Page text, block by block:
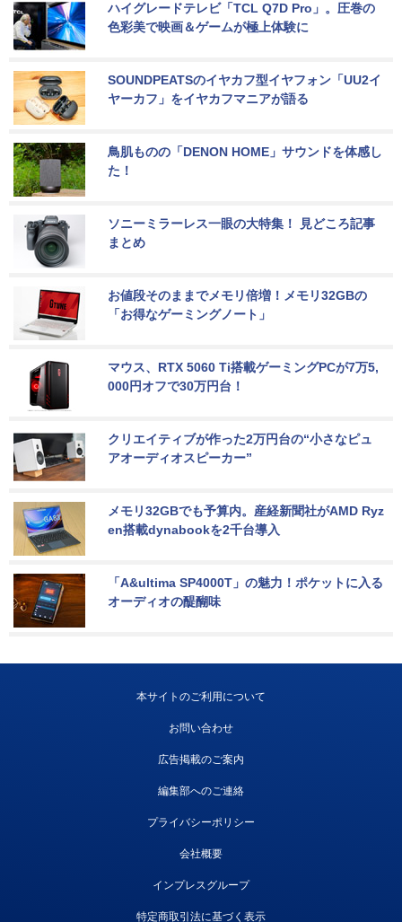
ハイグレードテレビ「TCL Q7D Pro」。圧巻の
色彩美で映画＆ゲームが極上体験に
SOUNDPEATSのイヤカフ型イヤフォン「UU2イ
ヤーカフ」をイヤカフマニアが語る
鳥肌ものの「DENON HOME」サウンドを体感し
た！
ソニーミラーレス一眼の大特集！ 見どころ記事
まとめ
お値段そのままでメモリ倍増！メモリ32GBの
「お得なゲーミングノート」
マウス、RTX 5060 Ti搭載ゲーミングPCが7万5,
000円オフで30万円台！
クリエイティブが作った2万円台の“小さなピュ
アオーディオスピーカー”
メモリ32GBでも予算内。産経新聞社がAMD Ryz
en搭載dynabookを2千台導入
「A&ultima SP4000T」の魅力！ポケットに入る
オーディオの醍醐味
本サイトのご利用について
お問い合わせ
広告掲載のご案内
編集部へのご連絡
プライバシーポリシー
会社概要
インプレスグループ
特定商取引法に基づく表示